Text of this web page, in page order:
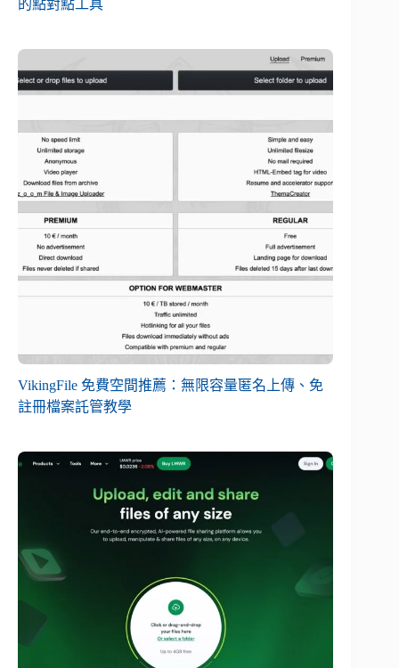
的點對點工具
VikingFile 免費空間推薦：無限容量匿名上傳、免
註冊檔案託管教學